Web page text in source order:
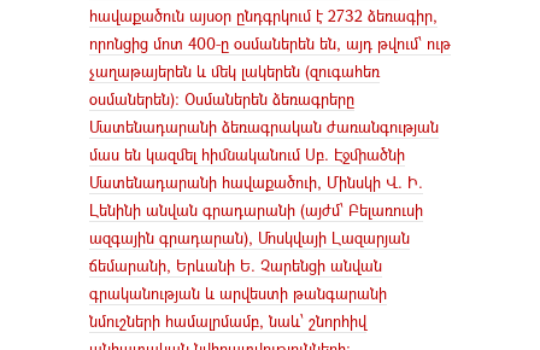
հավաքածուն այսօր ընդգրկում է 2732 ձեռագիր,
որոնցից մոտ 400-ը օսմաներեն են, այդ թվում՝ ութ
չաղաթայերեն և մեկ լակերեն (զուգահեռ
օսմաներեն): Oսմաներեն ձեռագրերը
Մատենադարանի ձեռագրական ժառանգության
մաս են կազմել հիմնականում Սբ. Էջմիածնի
Մատենադարանի հավաքածուի, Մինսկի Վ. Ի.
Լենինի անվան գրադարանի (այժմ՝ Բելառուսի
ազգային գրադարան), Մոսկվայի Լազարյան
ճեմարանի, Երևանի Ե. Չարենցի անվան
գրականության և արվեստի թանգարանի
նմուշների համալրմամբ, նաև՝ շնորհիվ